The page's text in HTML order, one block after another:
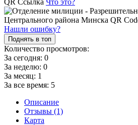
Нашли ошибку?
Поднять в топ
Количество просмотров:
За сегодня: 0
За неделю: 0
За месяц: 1
За все время: 5
Описание
Отзывы (1)
Карта